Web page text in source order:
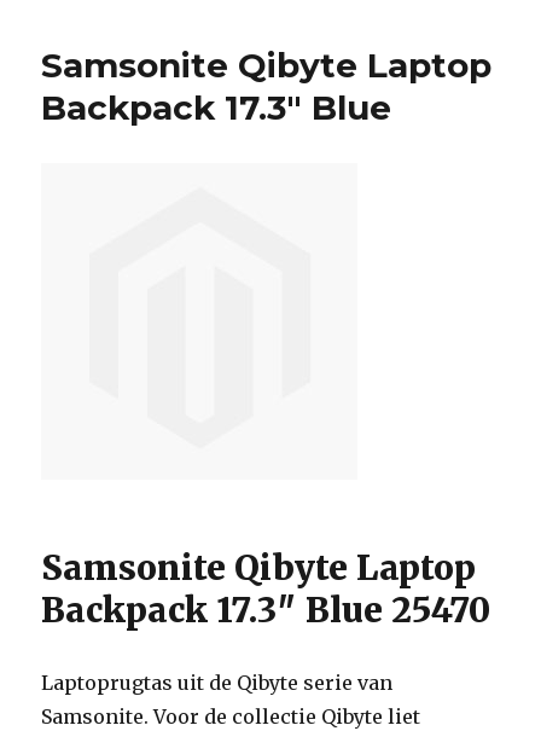
Backpack
17.3″
Blue
Samsonite Qibyte Laptop
Backpack 17.3″ Blue
Samsonite Qibyte Laptop
Backpack 17.3″ Blue 25470
Laptoprugtas uit de Qibyte serie van
Samsonite. Voor de collectie Qibyte liet